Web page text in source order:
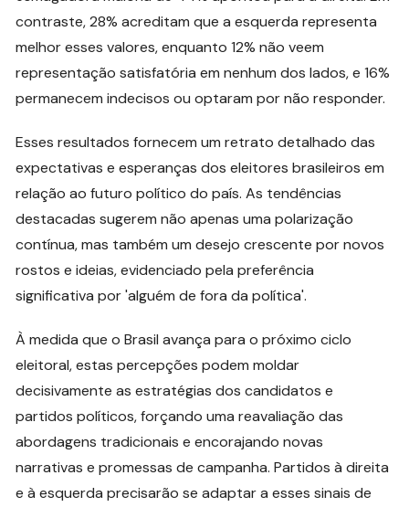
contraste, 28% acreditam que a esquerda representa
melhor esses valores, enquanto 12% não veem
representação satisfatória em nenhum dos lados, e 16%
permanecem indecisos ou optaram por não responder.
Esses resultados fornecem um retrato detalhado das
expectativas e esperanças dos eleitores brasileiros em
relação ao futuro político do país. As tendências
destacadas sugerem não apenas uma polarização
contínua, mas também um desejo crescente por novos
rostos e ideias, evidenciado pela preferência
significativa por 'alguém de fora da política'.
À medida que o Brasil avança para o próximo ciclo
eleitoral, estas percepções podem moldar
decisivamente as estratégias dos candidatos e
partidos políticos, forçando uma reavaliação das
abordagens tradicionais e encorajando novas
narrativas e promessas de campanha. Partidos à direita
e à esquerda precisarão se adaptar a esses sinais de